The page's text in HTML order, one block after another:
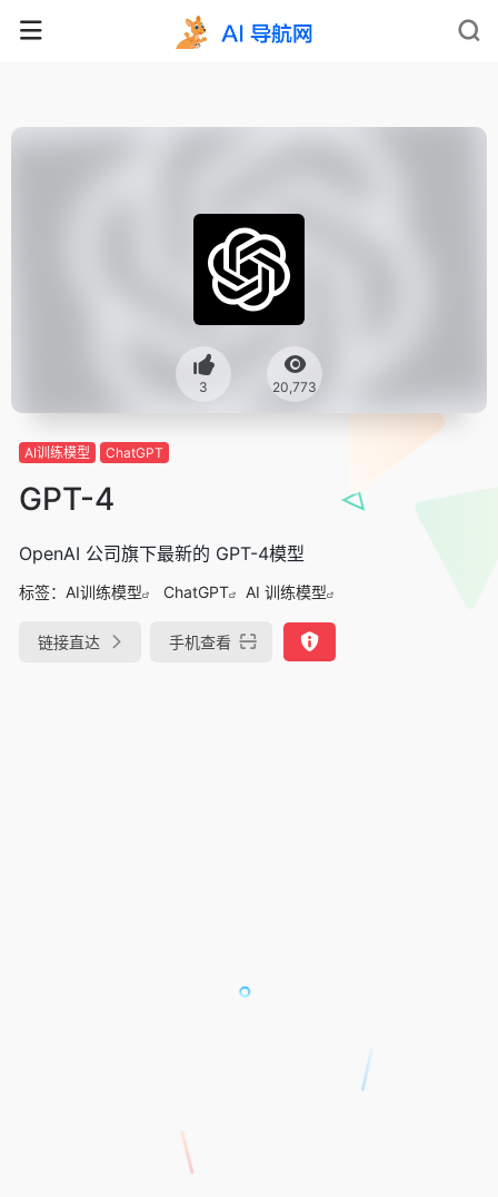
3 20,773
AI训练模型 ChatGPT
GPT-4
OpenAI 公司旗下最新的 GPT-4模型
标签： AI训练模型 ChatGPT AI 训练模型
链接直达 手机查看